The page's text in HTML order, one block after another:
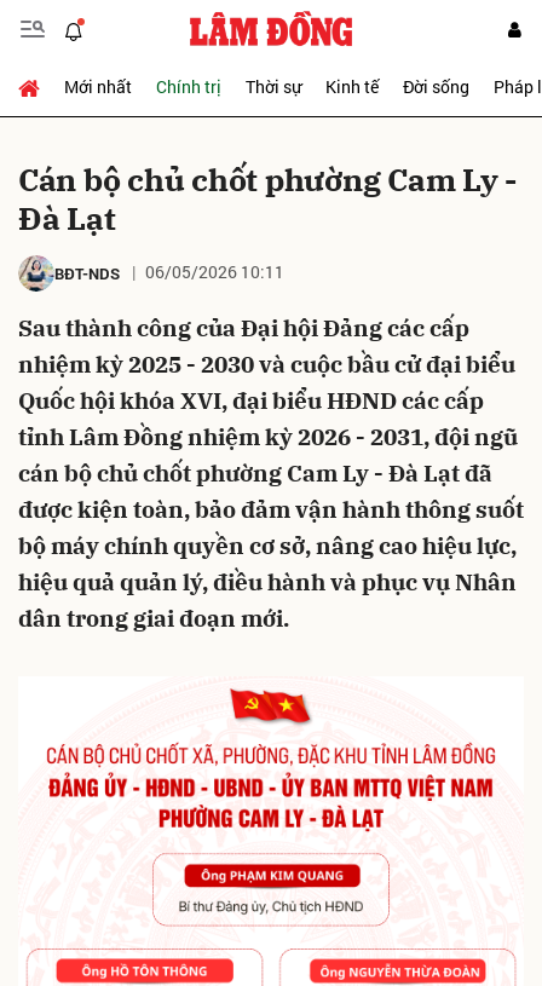
Mới nhất Chính trị Thời sự Kinh tế Đời sống Pháp
Cán bộ chủ chốt phường Cam Ly -
Đà Lạt
BĐT-NDS 06/05/2026 10:11
Sau thành công của Đại hội Đảng các cấp
nhiệm kỳ 2025 - 2030 và cuộc bầu cử đại biểu
Quốc hội khóa XVI, đại biểu HĐND các cấp
tỉnh Lâm Đồng nhiệm kỳ 2026 - 2031, đội ngũ
cán bộ chủ chốt phường Cam Ly - Đà Lạt đã
được kiện toàn, bảo đảm vận hành thông suốt
bộ máy chính quyền cơ sở, nâng cao hiệu lực,
hiệu quả quản lý, điều hành và phục vụ Nhân
dân trong giai đoạn mới.
Gửi bình luận
Hủy Gửi